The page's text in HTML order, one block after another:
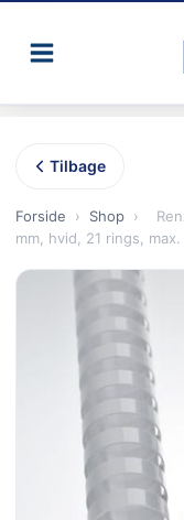
Tilbage
Forside › Shop ›
mm, hvid, 21 rings,